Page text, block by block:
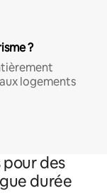
?
logements
des
durée